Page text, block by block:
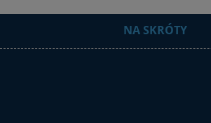
NA SKRÓTY